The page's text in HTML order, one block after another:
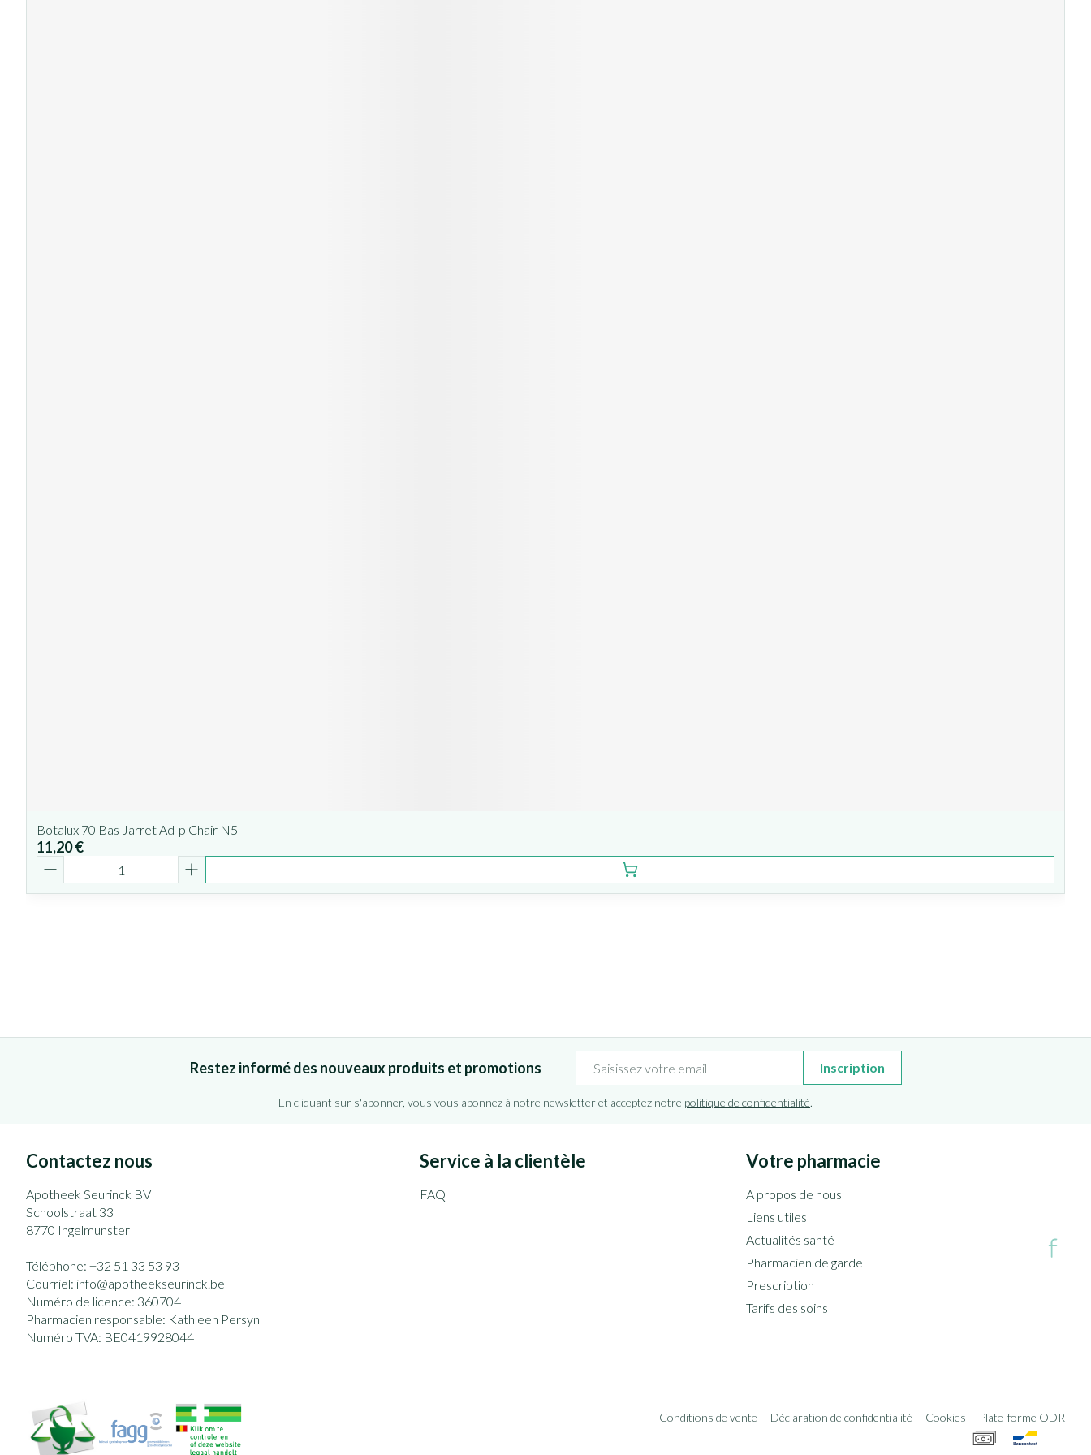
Botalux 70 Bas Jarret Ad-p Chair N5
11,20 €
Restez informé des nouveaux produits et promotions Inscription
En cliquant sur s'abonner, vous vous abonnez à notre newsletter et acceptez notre politique de confidentialité.
Contactez nous
Apotheek Seurinck BV
Schoolstraat 33
8770 Ingelmunster
Téléphone: +32 51 33 53 93
Courriel: info@apotheekseurinck.be
Numéro de licence: 360704
Pharmacien responsable: Kathleen Persyn
Numéro TVA: BE0419928044
Service à la clientèle
FAQ
Votre pharmacie
A propos de nous
Liens utiles
Actualités santé
Pharmacien de garde
Prescription
Tarifs des soins
Conditions de vente Déclaration de confidentialité Cookies Plate-forme ODR